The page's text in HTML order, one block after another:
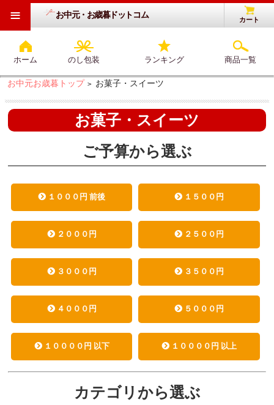
お中元・お歳暮ドットコム カート
ホーム のし包装 ランキング 商品一覧
≡
お中元お歳暮トップ > お菓子・スイーツ
お菓子・スイーツ
ご予算から選ぶ
１０００円 前後 １５００円
２０００円 ２５００円
３０００円 ３５００円
４０００円 ５０００円
１００００円 以下 １００００円 以上
カテゴリから選ぶ